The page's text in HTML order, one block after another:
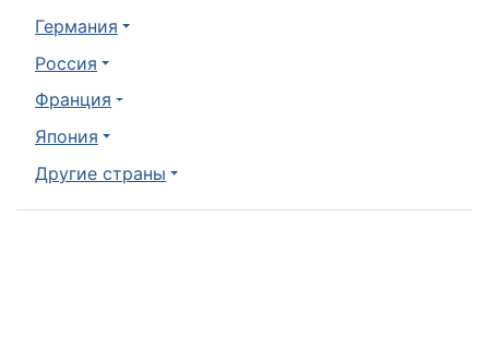
Германия
Россия
Франция
Япония
Другие страны